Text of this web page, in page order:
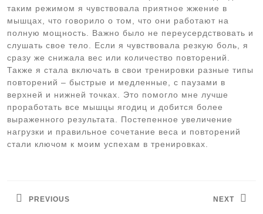
таким режимом я чувствовала приятное жжение в
мышцах, что говорило о том, что они работают на
полную мощность. Важно было не переусердствовать и
слушать свое тело. Если я чувствовала резкую боль, я
сразу же снижала вес или количество повторений.
Также я стала включать в свои тренировки разные типы
повторений – быстрые и медленные, с паузами в
верхней и нижней точках. Это помогло мне лучше
проработать все мышцы ягодиц и добится более
выраженного результата. Постепенное увеличение
нагрузки и правильное сочетание веса и повторений
стали ключом к моим успехам в тренировках.
записям
PREVIOUS NEXT